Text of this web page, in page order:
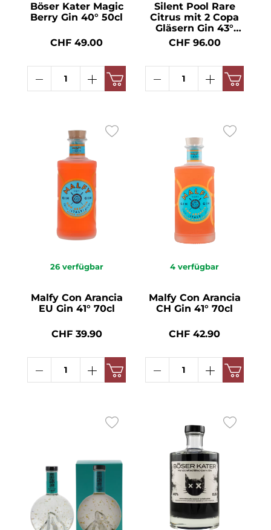
Böser Kater Magic
Berry Gin 40° 50cl
CHF 49.00
Silent Pool Rare
Citrus mit 2 Copa
Gläsern Gin 43°
70cl
CHF 96.00
26 verfügbar
Malfy Con Arancia
EU Gin 41° 70cl
CHF 39.90
4 verfügbar
Malfy Con Arancia
CH Gin 41° 70cl
CHF 42.90